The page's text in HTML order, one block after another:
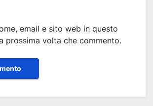
email e sito web in questo
prossima volta che commento.